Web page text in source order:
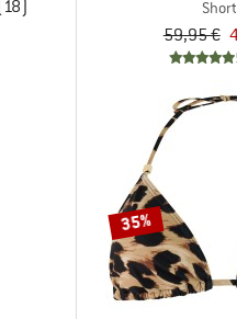
(18)
59,95 €
35%